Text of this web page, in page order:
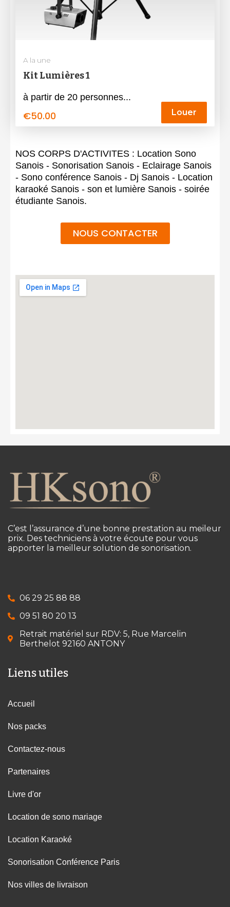
A la une
Kit Lumières 1
à partir de 20 personnes...
€50.00 Louer
NOS CORPS D'ACTIVITES : Location Sono
Sanois - Sonorisation Sanois - Eclairage Sanois
- Sono conférence Sanois - Dj Sanois - Location
karaoké Sanois - son et lumière Sanois - soirée
étudiante Sanois.
NOUS CONTACTER
C’est l’assurance d’une bonne prestation au meileur
prix. Des techniciens à votre écoute pour vous
apporter la meilleur solution de sonorisation.
06 29 25 88 88
09 51 80 20 13
Retrait matériel sur RDV: 5, Rue Marcelin
Berthelot 92160 ANTONY
Liens utiles
Accueil
Nos packs
Contactez-nous
Partenaires
Livre d'or
Location de sono mariage
Location Karaoké
Sonorisation Conférence Paris
Nos villes de livraison